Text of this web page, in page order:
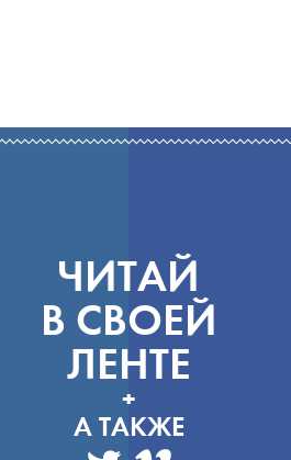
ЧИТАЙ
В СВОЕЙ
ЛЕНТЕ
+
А ТАКЖЕ